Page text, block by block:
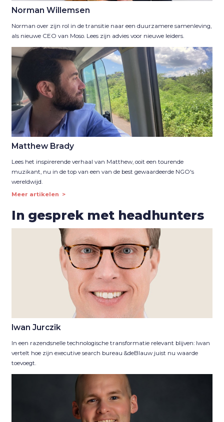
Norman Willemsen
Norman over zijn rol in de transitie naar een duurzamere samenleving,
als nieuwe CEO van Moso. Lees zijn advies voor nieuwe leiders.
Matthew Brady
Lees het inspirerende verhaal van Matthew, ooit een tourende
muzikant, nu in de top van een van de best gewaardeerde NGO's
wereldwijd.
Meer artikelen
In gesprek met headhunters
Iwan Jurczik
In een razendsnelle technologische transformatie relevant blijven: Iwan
vertelt hoe zijn executive search bureau &deBlauw juist nu waarde
toevoegt.